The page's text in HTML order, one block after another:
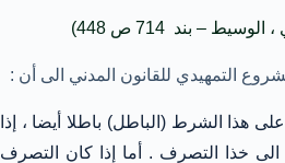
– بند 714 ص 448)
التمهيدي للقانون المدني الى أن :
هذا الشرط (الباطل) باطلا أيضا ، إذا
الى خذا التصرف . أما إذا كان التصرف